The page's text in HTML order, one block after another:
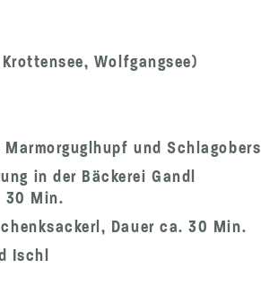
Wolfgangsee)
und Schlagobers
in der Bäckerei Gandl
30 Min.
Dauer ca. 30 Min.
Ischl